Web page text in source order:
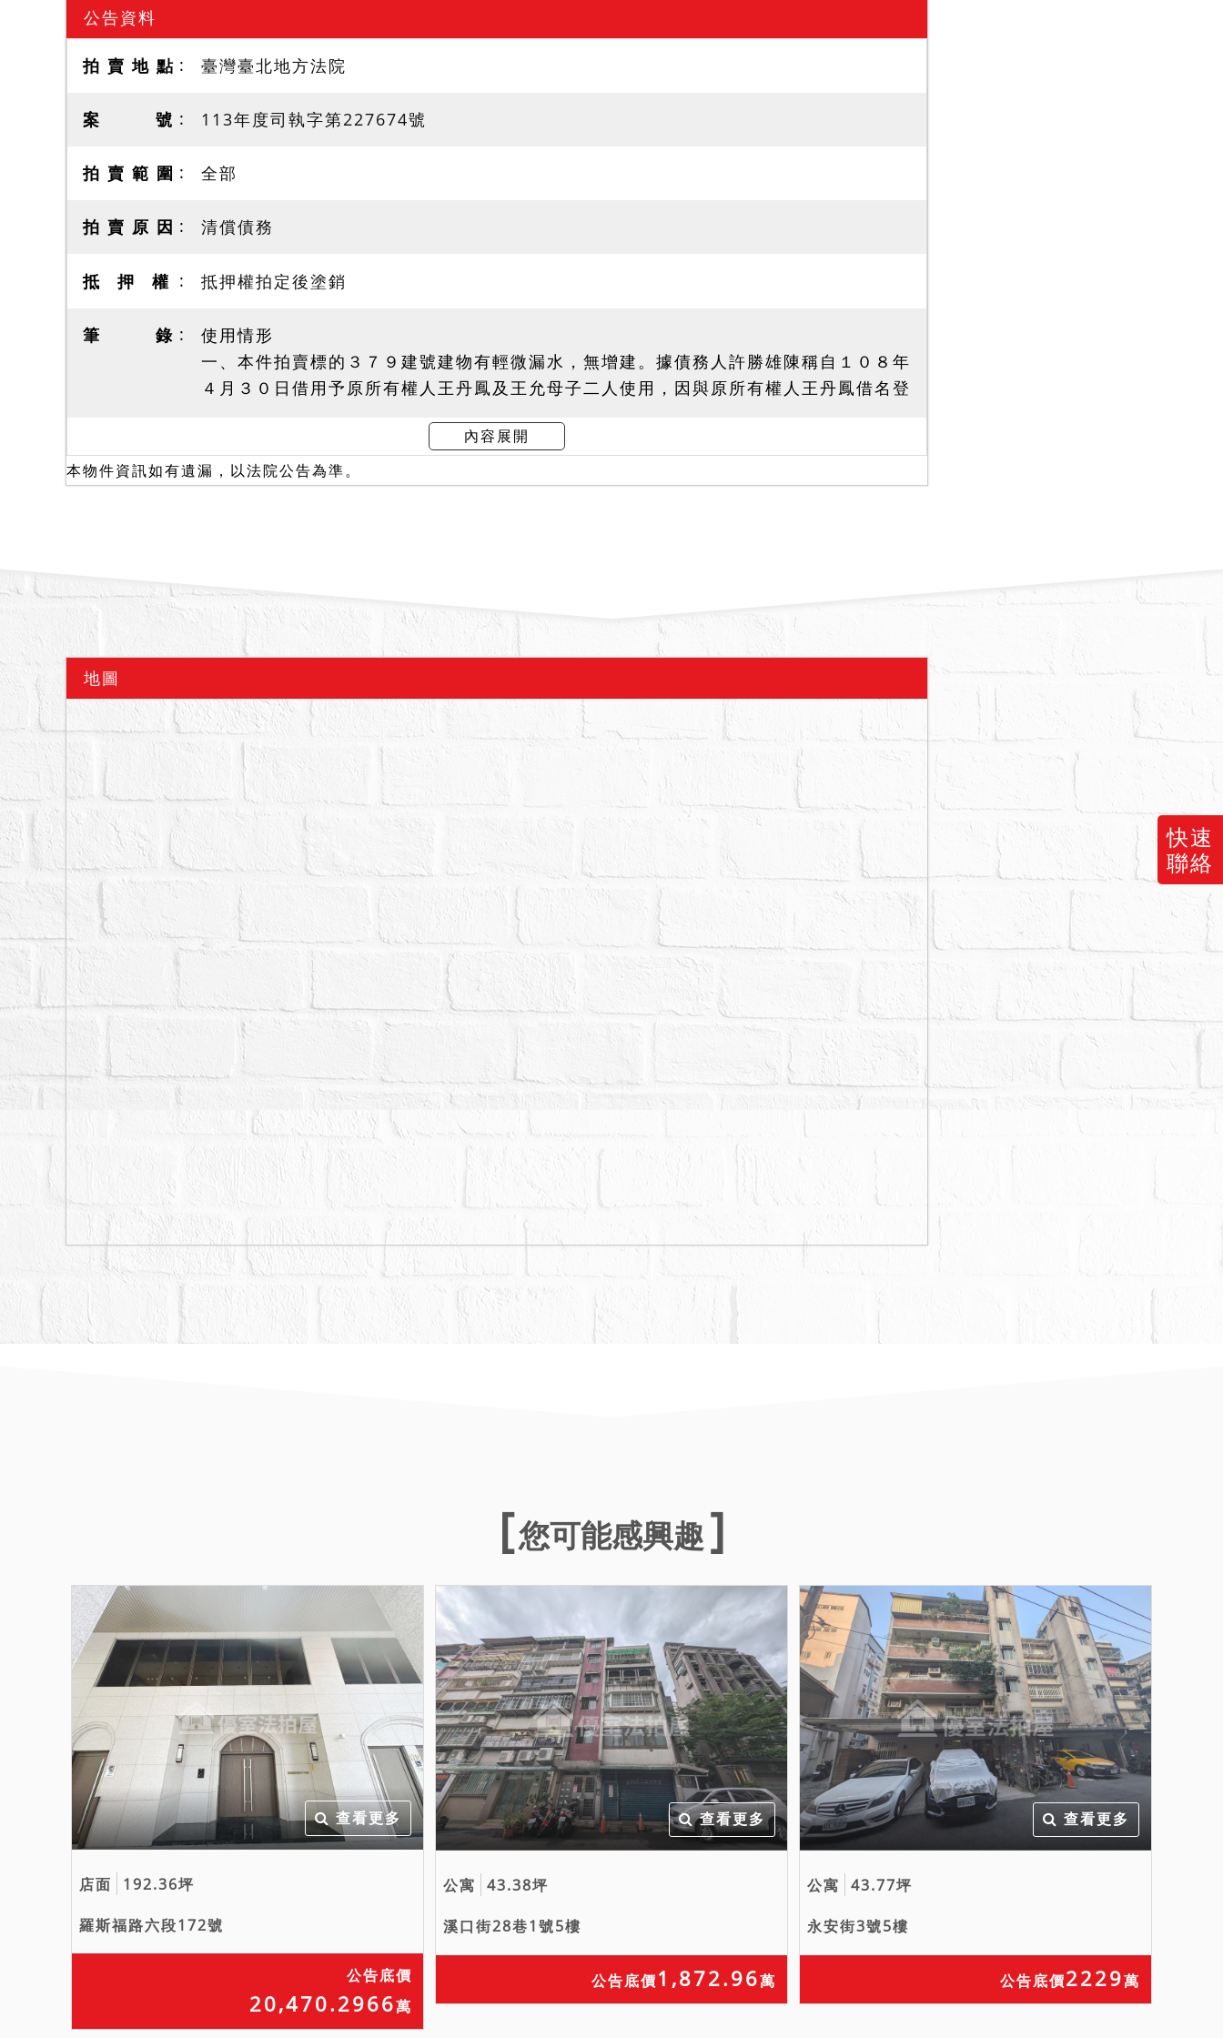
快速
聯絡
公告資料
拍 賣 地 點 臺灣臺北地方法院
案 號 113年度司執字第227674號
拍 賣 範 圍 全部
拍 賣 原 因 清償債務
抵 押 權 抵押權拍定後塗銷
筆 錄
使用情形
一、本件拍賣標的３７９建號建物有輕微漏水，無增建。據債務人許勝雄陳稱自１０８年
４月３０日借用予原所有權人王丹鳳及王允母子二人使用，因與原所有權人王丹鳳借名登
二、本件拍賣標的經向主管機關查詢有無海砂屋、輻射屋、地震或火災受創及建物內有非
自然死亡等足以影響交易之特殊情事，經臺北市政府消防局１１３年１２月１６日北市消
分刑字第１１３３０２４７９４號函覆，查詢內政部警政署１１０報案紀錄自近１０年資
料，未發現非自然死亡情事；經臺北市建築管理工程處１１３年１２月２７日北市都建使
字第１１３６０５５０２８號函覆，非該處列管之海砂屋或震損建築物。另債權人債務人
定，拍賣物買受人就物之瑕疵無擔保請求權，請應買人自行查明，不得於拍定後主張。
三、本件係拍賣標的３７９建號建物所有權全部，惟建物於查封前已借予第三人使用，故
拍定後不點交。
一、上開不動產２宗合併拍賣，請投標人分別出價。
二、拍賣最低價額合計新台幣：１３,０４０,４７２元，以總價最高者得標。
三、保證金新台幣：２,６１０,０００元。
四、抵押權拍定後均塗銷。
內容展開
本物件資訊如有遺漏，以法院公告為準。
地圖
您可能感興趣
查看更多
店面 192.36坪
羅斯福路六段172號
公告底價
20,470.2966萬
查看更多
公寓 43.38坪
溪口街28巷1號5樓
公告底價1,872.96萬
查看更多
公寓 43.77坪
永安街3號5樓
公告底價2229萬